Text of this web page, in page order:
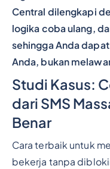
Central dilengkapi
logika coba ulang,
sehingga Anda
Anda, bukan
Studi Kasus:
dari SMS
Benar
Cara terbaik untuk
bekerja tanpa